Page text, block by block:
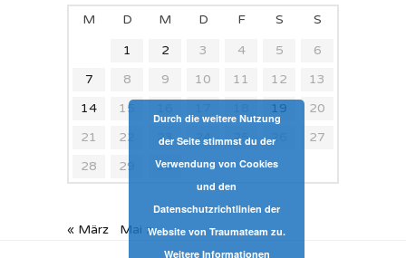
M D M D F S
S
1
2 3 4 5
6
7
8 9 10 11 12
13
14
15 19
20
21
22 23 24 25 26
27
28
29 30
« März Mai »
Durch die weitere Nutzung
der Seite stimmst du der
Verwendung von Cookies
und den
Datenschutzrichtlinien der
Website von Traumateam zu.
Weitere Informationen